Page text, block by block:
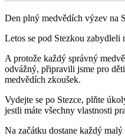
Den plný medvědích výzev na
Letos se pod Stezkou zabydleli
A protože každý správný
odvážný, připravili jsme pro
medvědích zkoušek.
Vydejte se po Stezce, plňte
jestli máte všechny vlastnosti
Na začátku dostane každý